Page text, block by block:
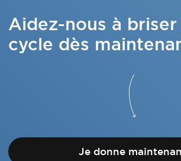
Aidez-nous à briser
cycle dès
Je donne